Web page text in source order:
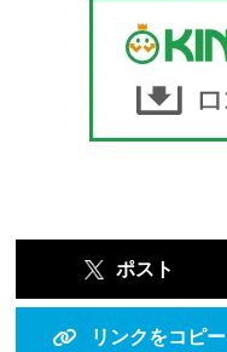
ポスト
リンクをコピー